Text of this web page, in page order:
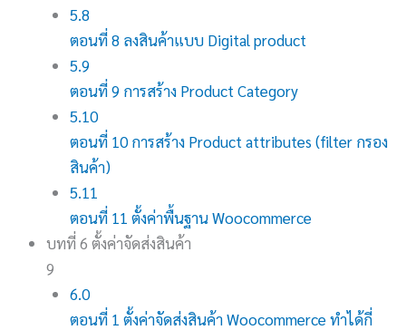
5.8
ตอนที่ 8 ลงสินค้าแบบ Digital product
5.9
ตอนที่ 9 การสร้าง Product Category
5.10
ตอนที่ 10 การสร้าง Product attributes (filter กรอง
สินค้า)
5.11
ตอนที่ 11 ตั้งค่าพื้นฐาน Woocommerce
บทที่ 6 ตั้งค่าจัดส่งสินค้า
9
6.0
ตอนที่ 1 ตั้งค่าจัดส่งสินค้า Woocommerce ทำได้กี่